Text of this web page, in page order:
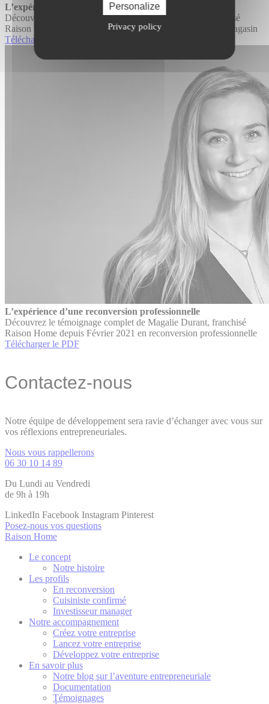
Personalize
Privacy policy
L’expérience d’un ancien vendeur en magasin
Découvrez le témoignage complet de Yannick Anne, franchisé
Raison Home depuis avril 2021 anciennement vendeur en magasin
Télécharger le PDF
L’expérience d’une reconversion professionnelle
Découvrez le témoignage complet de Magalie Durant, franchisé
Raison Home depuis Février 2021 en reconversion professionnelle
Télécharger le PDF
Contactez-nous
Notre équipe de développement sera ravie d’échanger avec vous sur
vos réflexions entrepreneuriales.
Nous vous rappellerons
06 30 10 14 89
Du Lundi au Vendredi
de 9h à 19h
LinkedIn Facebook Instagram Pinterest
Posez-nous vos questions
Raison Home
Le concept
Notre histoire
Les profils
En reconversion
Cuisiniste confirmé
Investisseur manager
Notre accompagnement
Créez votre entreprise
Lancez votre entreprise
Développez votre entreprise
En savoir plus
Notre blog sur l’aventure entrepreneuriale
Documentation
Témoignages